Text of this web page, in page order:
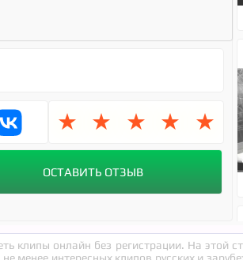
★ ★ ★ ★ ★
клипы онлайн без регистрации. На этой